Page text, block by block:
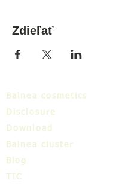
Zdieľať
Balnea cosmetics
Disclosure
Download
Balnea cluster
Blog
TIC